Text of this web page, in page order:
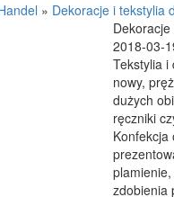
» Dekoracje i tekstylia
2018-03-
Tekstylia i
nowy,
dużych
ręczniki
Konfekcja
zdobienia